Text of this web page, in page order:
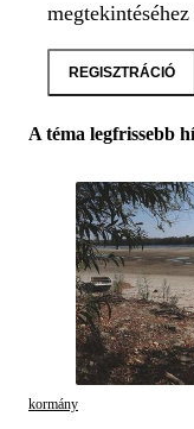
REGISZTRÁCIÓ
A téma legfrissebb
kormány